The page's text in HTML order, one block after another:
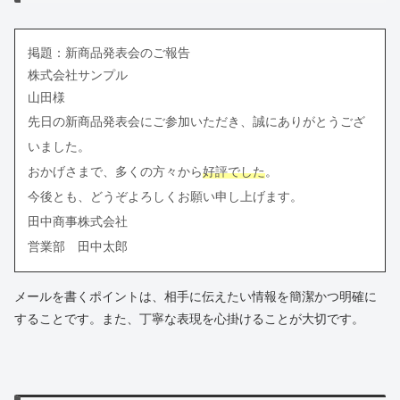
掲題：新商品発表会のご報告
株式会社サンプル
山田様
先日の新商品発表会にご参加いただき、誠にありがとうござ
いました。
おかげさまで、多くの方々から好評でした。
今後とも、どうぞよろしくお願い申し上げます。
田中商事株式会社
営業部 田中太郎
メールを書くポイントは、相手に伝えたい情報を簡潔かつ明確に
することです。また、丁寧な表現を心掛けることが大切です。